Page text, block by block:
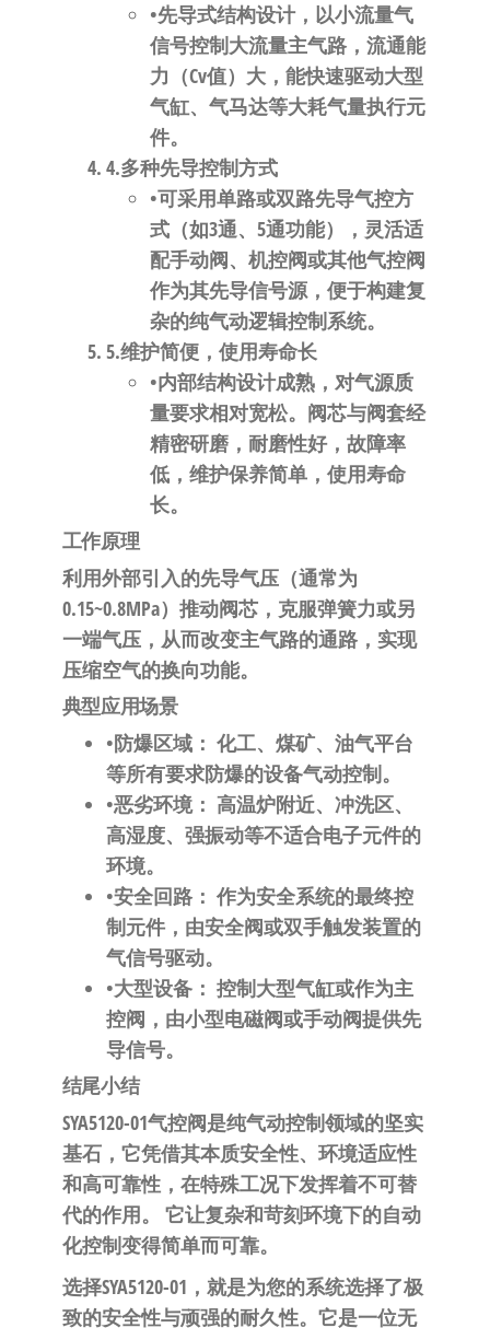
•先导式结构设计，以小流量气
信号控制大流量主气路，流通能
力（Cv值）大，能快速驱动大型
气缸、气马达等大耗气量执行元
件。
4.​​多种先导控制方式​
•可采用单路或双路先导气控方
式（如3通、5通功能），灵活适
配手动阀、机控阀或其他气控阀
作为其先导信号源，便于构建复
杂的纯气动逻辑控制系统。
5.​​维护简便，使用寿命长​
•内部结构设计成熟，对气源质
量要求相对宽松。阀芯与阀套经
精密研磨，耐磨性好，故障率
低，维护保养简单，使用寿命
长。
​工作原理​
利用外部引入的先导气压（通常为
0.15~0.8MPa）推动阀芯，克服弹簧力或另
一端气压，从而改变主气路的通路，实现
压缩空气的换向功能。
​典型应用场景​
•​​防爆区域：​ ​ 化工、煤矿、油气平台
等所有要求防爆的设备气动控制。
•​​恶劣环境：​ ​ 高温炉附近、冲洗区、
高湿度、强振动等不适合电子元件的
环境。
•​​安全回路：​ ​ 作为安全系统的最终控
制元件，由安全阀或双手触发装置的
气信号驱动。
•​​大型设备：​ ​ 控制大型气缸或作为主
控阀，由小型电磁阀或手动阀提供先
导信号。
​结尾小结​
​SYA5120-01气控阀是纯气动控制领域的坚实
基石，它凭借其本质安全性、环境适应性
和高可靠性，在特殊工况下发挥着不可替
代的作用。​
​ 它让复杂和苛刻环境下的自动
化控制变得简单而可靠。
​选择SYA5120-01，就是为您的系统选择了极
致的安全性与顽强的耐久性。它是一位无